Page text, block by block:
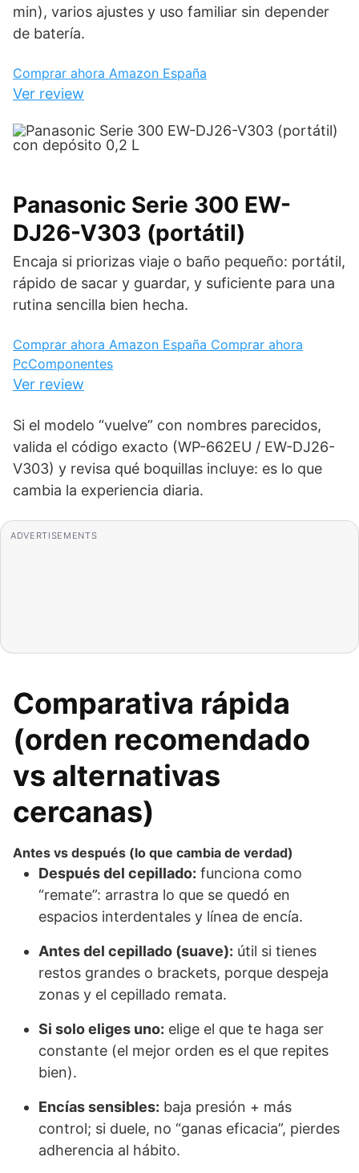
min), varios ajustes y uso familiar sin depender
de batería.
Comprar ahora Amazon España
Ver review
Panasonic Serie 300 EW-
DJ26-V303 (portátil)
Encaja si priorizas viaje o baño pequeño: portátil,
rápido de sacar y guardar, y suficiente para una
rutina sencilla bien hecha.
Comprar ahora Amazon España Comprar ahora
PcComponentes
Ver review
Si el modelo “vuelve” con nombres parecidos,
valida el código exacto (WP-662EU / EW-DJ26-
V303) y revisa qué boquillas incluye: es lo que
cambia la experiencia diaria.
ADVERTISEMENTS
Comparativa rápida
(orden recomendado
vs alternativas
cercanas)
Antes vs después (lo que cambia de verdad)
Después del cepillado: funciona como
“remate”: arrastra lo que se quedó en
espacios interdentales y línea de encía.
Antes del cepillado (suave): útil si tienes
restos grandes o brackets, porque despeja
zonas y el cepillado remata.
Si solo eliges uno: elige el que te haga ser
constante (el mejor orden es el que repites
bien).
Encías sensibles: baja presión + más
control; si duele, no “ganas eficacia”, pierdes
adherencia al hábito.